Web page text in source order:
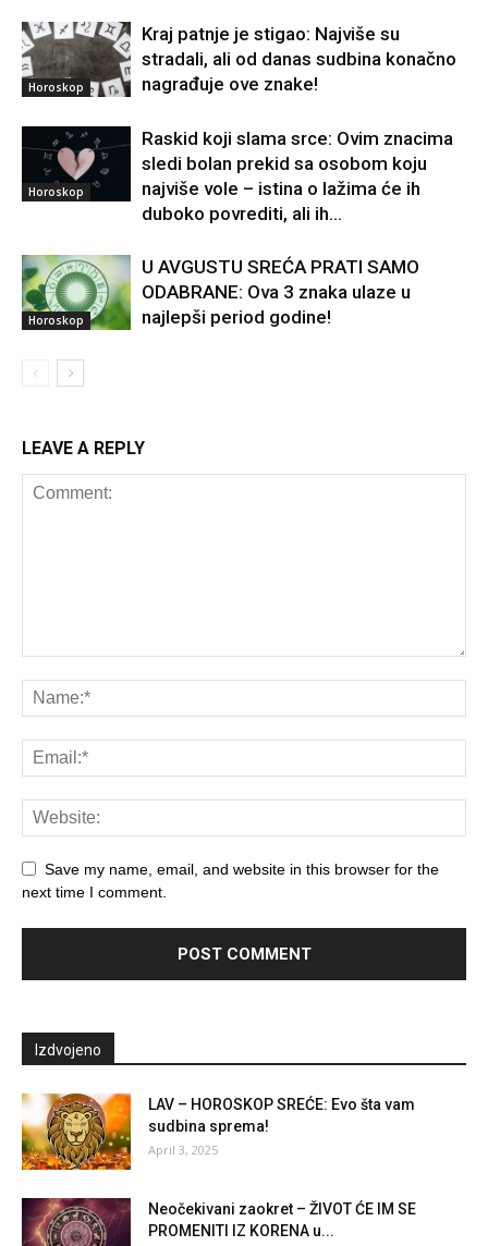
Horoskop
Kraj patnje je stigao: Najviše su
stradali, ali od danas sudbina konačno
nagrađuje ove znake!
Horoskop
Raskid koji slama srce: Ovim znacima
sledi bolan prekid sa osobom koju
najviše vole – istina o lažima će ih
duboko povrediti, ali ih...
Horoskop
U AVGUSTU SREĆA PRATI SAMO
ODABRANE: Ova 3 znaka ulaze u
najlepši period godine!
LEAVE A REPLY
Save my name, email, and website in this browser for the
next time I comment.
Izdvojeno
LAV – HOROSKOP SREĆE: Evo šta vam
sudbina sprema!
April 3, 2025
Neočekivani zaokret – ŽIVOT ĆE IM SE
PROMENITI IZ KORENA u...